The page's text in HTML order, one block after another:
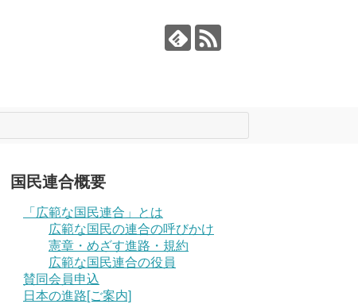
国民連合概要
「広範な国民連合」とは
広範な国民の連合の呼びかけ
憲章・めざす進路・規約
広範な国民連合の役員
賛同会員申込
日本の進路[ご案内]